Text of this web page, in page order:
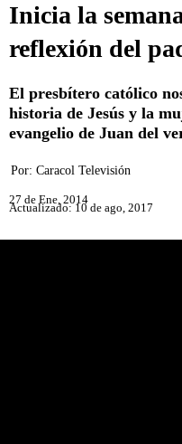
Inicia la
reflexión del
El presbítero católico
historia de Jesús y la
evangelio de Juan del
Por: Caracol Televisión
27 de Ene, 2014
Actualizado: 10 de ago, 2017